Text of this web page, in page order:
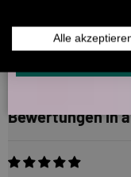
Ich finde das ist ein
Bewertungen in
INFOS
KLICK HIER
Alle